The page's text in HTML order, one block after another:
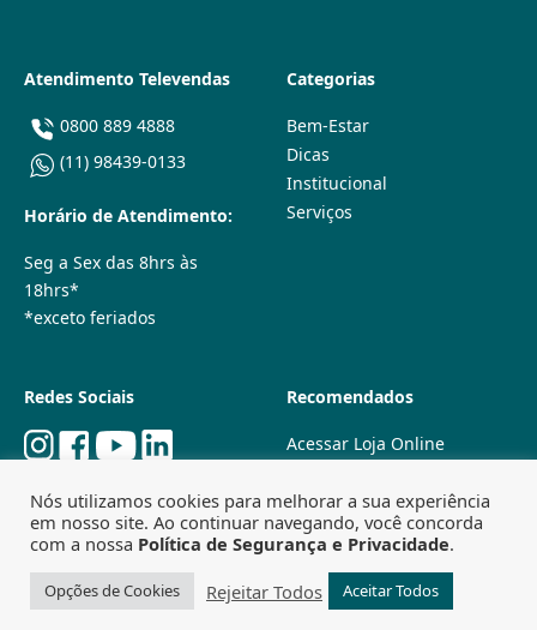
Atendimento Televendas
0800 889 4888
(11) 98439-0133
Horário de Atendimento:
Seg a Sex das 8hrs às
18hrs*
*exceto feriados
Categorias
Bem-Estar
Dicas
Institucional
Serviços
Redes Sociais Recomendados
Acessar Loja Online
Lojas Físicas
Trabalhe Conosco
Powered byAgência Especializada em SEO
Nós utilizamos cookies para melhorar a sua experiência
em nosso site. Ao continuar navegando, você concorda
com a nossa Política de Segurança e Privacidade.
Opções de Cookies Rejeitar Todos Aceitar Todos